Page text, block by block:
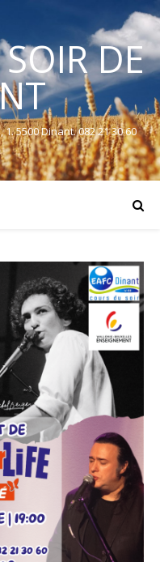
DE
5500 Dinant. 082 21 30 60